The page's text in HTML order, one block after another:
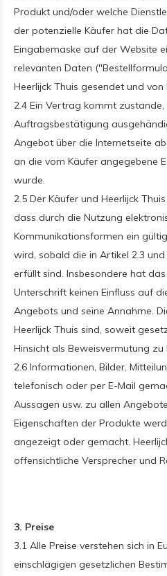
Produkt und/oder welche
der potenzielle Käufer hat die
Eingabemaske auf der Website
relevanten Daten
Heerlijck Thuis gesendet und
2.4 Ein Vertrag kommt
Auftragsbestätigung
Angebot über die Internetseite
an die vom Käufer angegebene
wurde.
2.5 Der Käufer und Heerlijck
dass durch die Nutzung
Kommunikationsformen ein
wird, sobald die in Artikel 2.3
erfüllt sind. Insbesondere hat
Unterschrift keinen Einfluss auf
Angebots und seine Annahme.
Heerlijck Thuis sind, soweit
Hinsicht als Beweisvermutung zu
2.6 Informationen, Bilder,
telefonisch oder per E-Mail
Aussagen usw. zu allen
Eigenschaften der Produkte
angezeigt oder gemacht.
offensichtliche Versprecher und
3. Preise
3.1 Alle Preise verstehen sich in
einschlägigen gesetzlichen